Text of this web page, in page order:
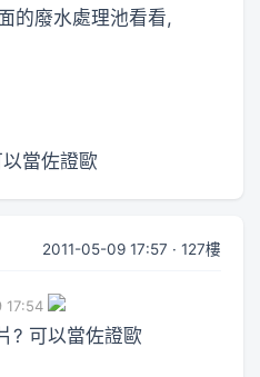
的廢水處理池看看,
當佐證歐
2011-05-09 17:57 · 127樓
17:54
? 可以當佐證歐